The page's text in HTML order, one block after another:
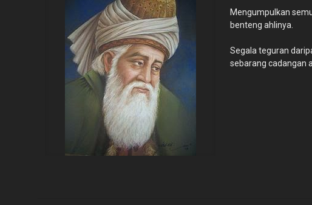
Mengumpulkan
benteng ahlinya.
Segala teguran
sebarang cadangan